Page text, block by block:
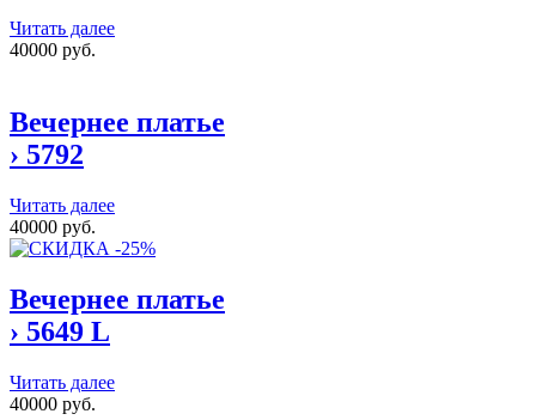
Читать далее
40000 руб.
Вечернее платье
› 5792
Читать далее
40000 руб.
Вечернее платье
› 5649 L
Читать далее
40000 руб.